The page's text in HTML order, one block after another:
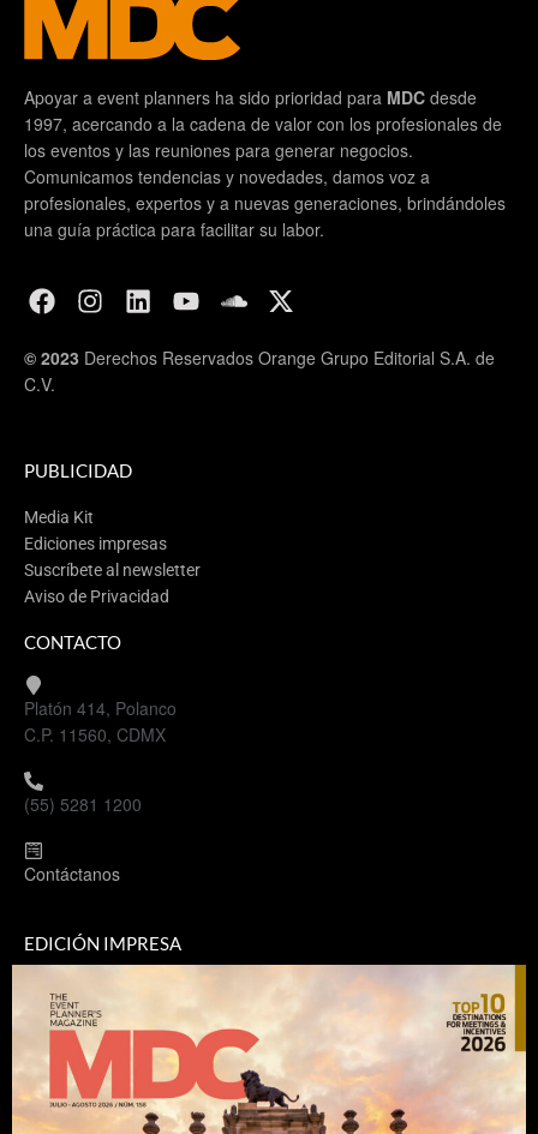
Apoyar a event planners ha sido prioridad para MDC desde
1997, acercando a la cadena de valor con los profesionales de
los eventos y las reuniones para generar negocios.
Comunicamos tendencias y novedades, damos voz a
profesionales, expertos y a nuevas generaciones, brindándoles
una guía práctica para facilitar su labor.
© 2023 Derechos Reservados Orange Grupo Editorial S.A. de
C.V.
PUBLICIDAD
Media Kit
Ediciones impresas
Suscríbete al newsletter
Aviso de Privacidad
CONTACTO
Platón 414, Polanco
C.P. 11560, CDMX
(55) 5281 1200
Contáctanos
EDICIÓN IMPRESA